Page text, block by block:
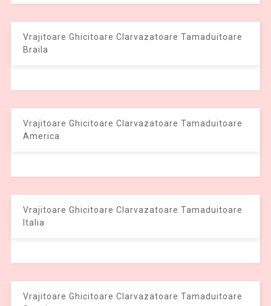
Vrajitoare Ghicitoare Clarvazatoare Tamaduitoare
Braila
Vrajitoare Ghicitoare Clarvazatoare Tamaduitoare
America
Vrajitoare Ghicitoare Clarvazatoare Tamaduitoare
Italia
Vrajitoare Ghicitoare Clarvazatoare Tamaduitoare